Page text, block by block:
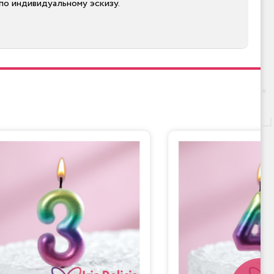
индивидуальному эскизу.
точно к нужной дате. Цена указана за 1 кг (990
или эскизу. Мы используем только свежие